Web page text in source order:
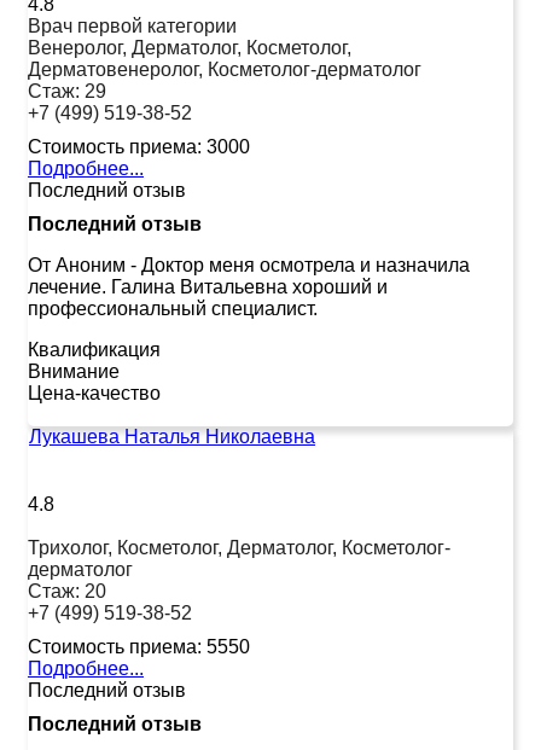
Врач первой категории
Венеролог, Дерматолог, Косметолог,
Дерматовенеролог, Косметолог-дерматолог
Стаж: 29
+7 (499) 519-38-52
Стоимость приема: 3000
Подробнее...
Последний отзыв
Последний отзыв
От Аноним - Доктор меня осмотрела и назначила
лечение. Галина Витальевна хороший и
профессиональный специалист.
Квалификация
Внимание
Цена-качество
Лукашева Наталья Николаевна
4.8
Трихолог, Косметолог, Дерматолог, Косметолог-
дерматолог
Стаж: 20
+7 (499) 519-38-52
Стоимость приема: 5550
Подробнее...
Последний отзыв
Последний отзыв